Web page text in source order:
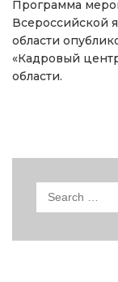
Программа
Всероссийской
области
«Кадровый
области.
Search